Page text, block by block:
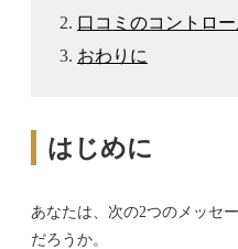
口コミのコントロ
おわりに
はじめに
あなたは、次の2つのメッセ
だろうか。